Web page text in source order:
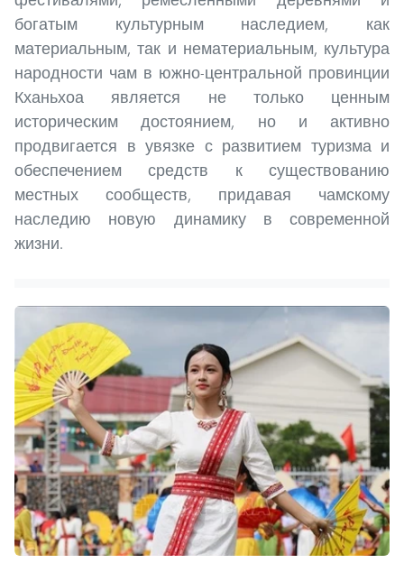
богатым культурным наследием, как
материальным, так и нематериальным, культура
народности чам в южно-центральной провинции
Кханьхоа является не только ценным
историческим достоянием, но и активно
продвигается в увязке с развитием туризма и
обеспечением средств к существованию
местных сообществ, придавая чамскому
наследию новую динамику в современной
жизни.